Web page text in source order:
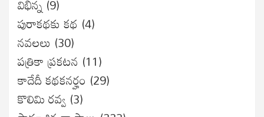
పురాకథకు కథ (4)
నవలలు (30)
పత్రికా ప్రకటన (11)
కాదేదీ కథకనర్హం (29)
కొలిమి రవ్వ (3)